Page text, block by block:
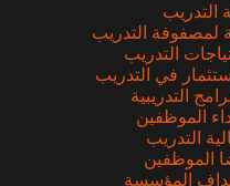
لمصفوفة التدريب
التدريب
في التدريب
التدريبية
الموظفين
التدريب
الموظفين
المؤسسة